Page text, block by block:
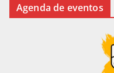
Agenda de eventos